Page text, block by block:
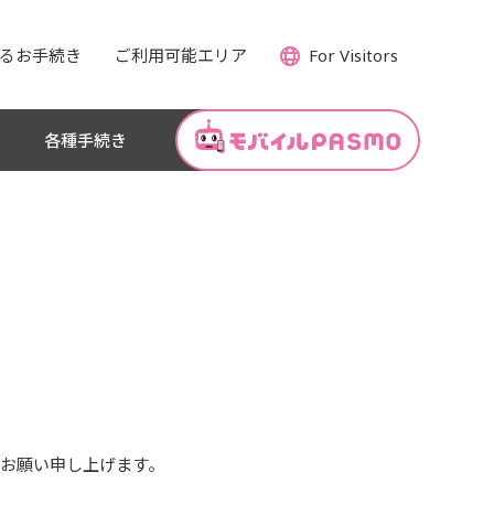
お手続き ご利用可能エリア For Visitors
各種手続き
願い申し上げます。